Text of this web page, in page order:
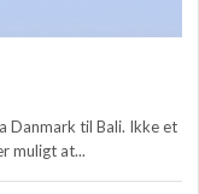
Danmark til Bali. Ikke et
muligt at...